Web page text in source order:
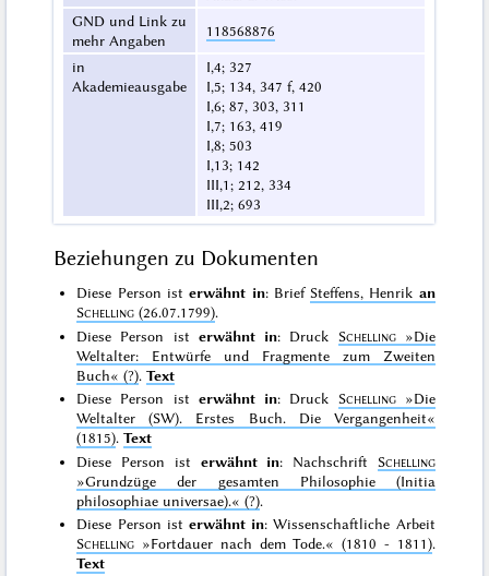
GND und Link zu
mehr Angaben
118568876
in
Akademieausgabe
I,4; 327
I,5; 134, 347 f, 420
I,6; 87, 303, 311
I,7; 163, 419
I,8; 503
I,13; 142
III,1; 212, 334
III,2; 693
Beziehungen zu Dokumenten
Diese Person isterwähnt in: BriefSteffens, Henrik an
Schelling (26.07.1799).
Diese Person ist erwähnt in: Druck Schelling »Die
Weltalter: Entwürfe und Fragmente zum Zweiten
Buch« (?).Text
Diese Person ist erwähnt in: Druck Schelling »Die
Weltalter (SW). Erstes Buch. Die Vergangenheit«
(1815).Text
Diese Person ist erwähnt in: Nachschrift Schelling
»Grundzüge der gesamten Philosophie (Initia
philosophiae universae).« (?).
Diese Person ist erwähnt in: Wissenschaftliche Arbeit
Schelling »Fortdauer nach dem Tode.« (1810 - 1811).
Text